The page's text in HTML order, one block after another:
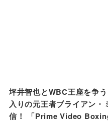
坪井智也とWBC王座を争
入りの元王者ブライアン・
信！ 「Prime Video